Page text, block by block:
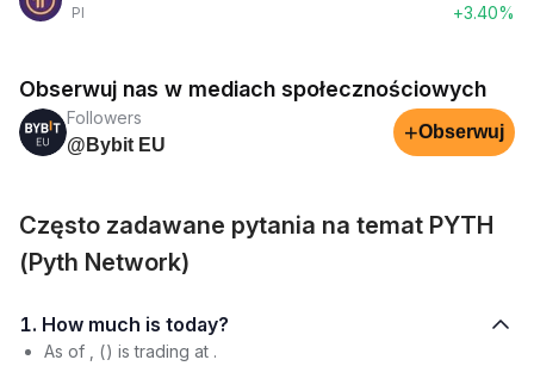
PI
+3.40%
Obserwuj nas w mediach społecznościowych
Followers
@Bybit EU
+Obserwuj
Często zadawane pytania na temat PYTH
(Pyth Network)
1. How much is today?
As of , () is trading at .